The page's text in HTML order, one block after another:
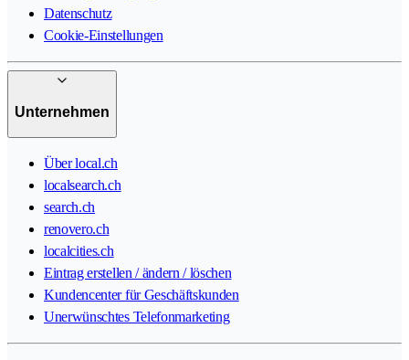
Datenschutz
Cookie-Einstellungen
Unternehmen
Über local.ch
localsearch.ch
search.ch
renovero.ch
localcities.ch
Eintrag erstellen / ändern / löschen
Kundencenter für Geschäftskunden
Unerwünschtes Telefonmarketing